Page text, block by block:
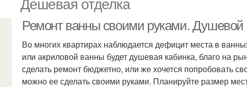
Дешевая отделка
Ремонт ванны своими руками. Душевой
Во многих квартирах наблюдается дефицит места в
или акриловой ванны будет душевая кабинка, благо на
сделать ремонт бюджетно, или же хочется попробовать
можно ее сделать своими руками. Планируйте размер